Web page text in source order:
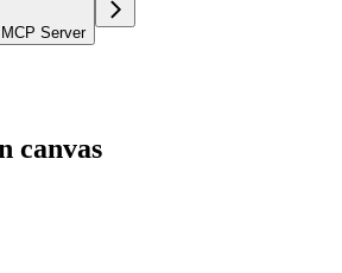
Server
canvas